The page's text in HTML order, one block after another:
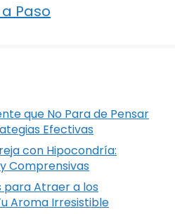
Paso
que No Para de Pensar
Efectivas
con Hipocondría:
Comprensivas
para Atraer a los
Aroma Irresistible